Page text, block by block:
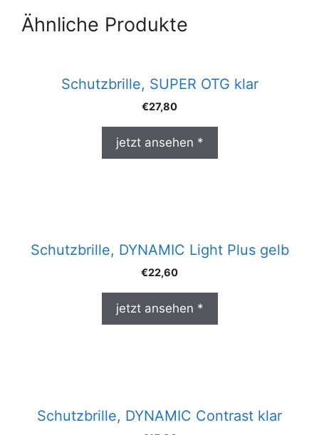
Ähnliche Produkte
Schutzbrille, SUPER OTG klar
€27,80
jetzt ansehen *
Schutzbrille, DYNAMIC Light Plus gelb
€22,60
jetzt ansehen *
Schutzbrille, DYNAMIC Contrast klar